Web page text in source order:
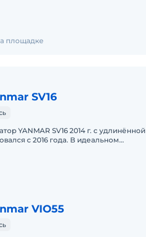
площадке
SV16
YANMAR SV16 2014 г. с удлинённой
с 2016 года. В идеальном
VIO55